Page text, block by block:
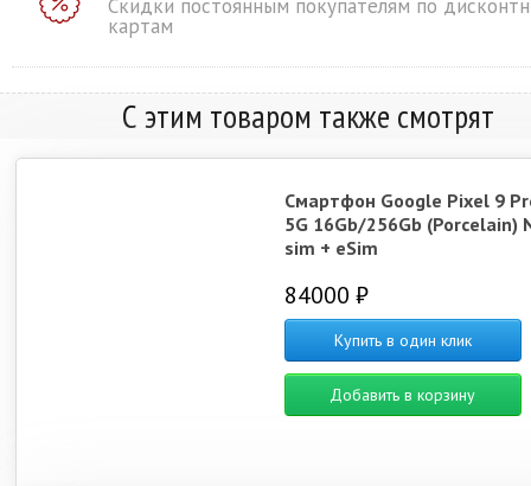
Скидки постоянным покупателям по
картам
С этим товаром также смотрят
Смартфон Google Pixel 9
5G 16Gb/256Gb (Porcelain)
sim + eSim
84000 ₽
Купить в один клик
Добавить в корзину